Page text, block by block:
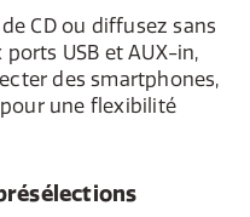
CD ou diffusez sans
USB et AUX-in,
des smartphones,
une flexibilité